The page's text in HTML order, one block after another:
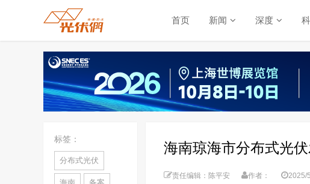
首页 新闻 深度
标签：
分布式光伏
海南琼海市分布式光
责任编辑：陈平安 作者： 2025/